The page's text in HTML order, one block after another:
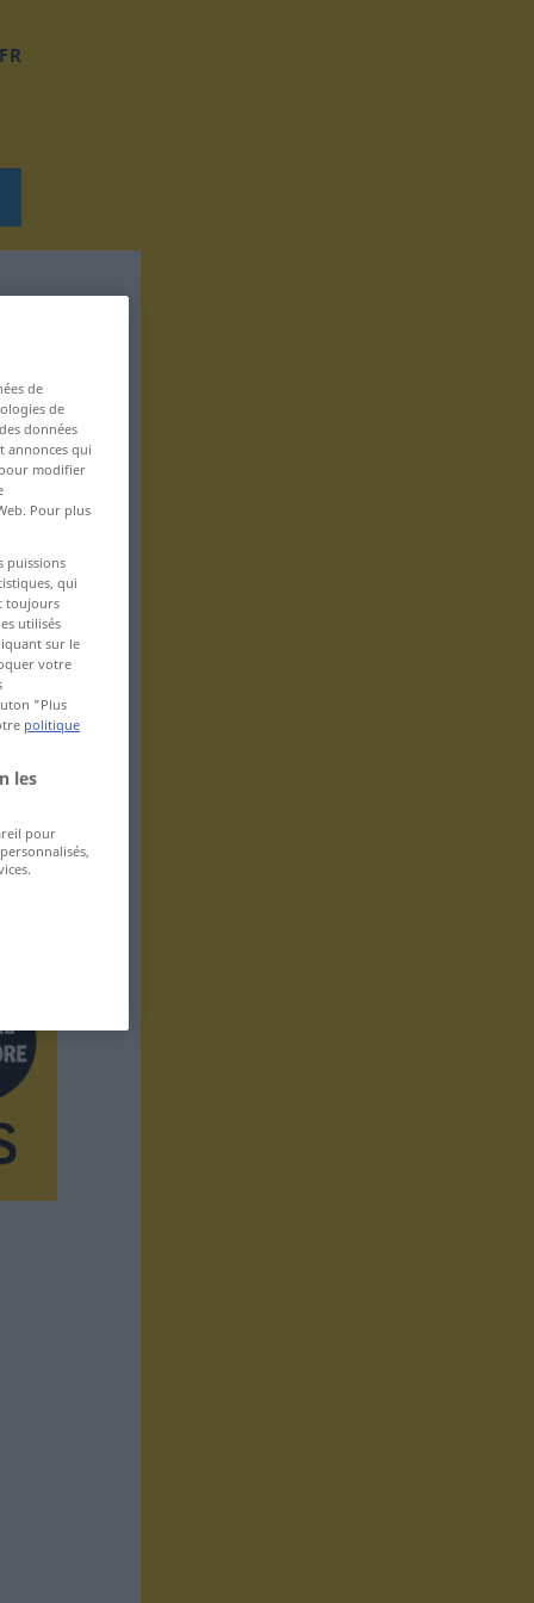
FR
de
de
données
annonces qui
modifier
Pour plus
puissions
qui
toujours
utilisés
sur le
votre
"Plus
politique
les
pour